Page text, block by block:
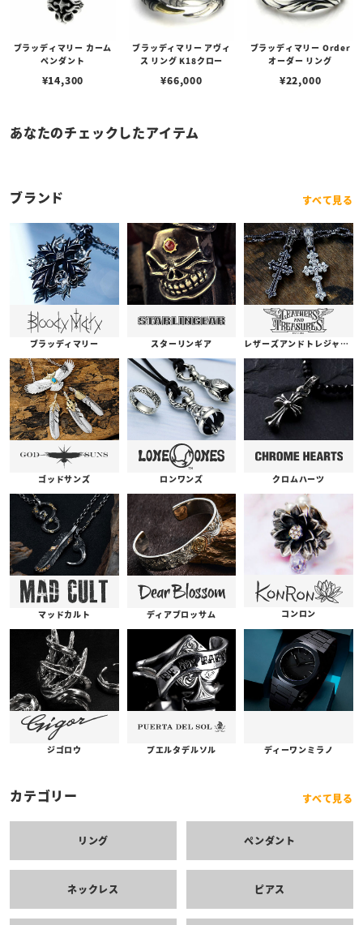
ブラッディマリー カーム
ペンダント
¥14,300
ブラッディマリー アヴィ
ス リング K18クロー
¥66,000
ブラッディマリー Order
オーダー リング
¥22,000
あなたのチェックしたアイテム
ブランド すべて見る
ブラッディマリー スターリンギア レザーズアンドトレジャーズ
ゴッドサンズ ロンワンズ クロムハーツ
マッドカルト ディアブロッサム コンロン
ジゴロウ プエルタデルソル ディーワンミラノ
カテゴリー すべて見る
リング ペンダント
ネックレス ピアス